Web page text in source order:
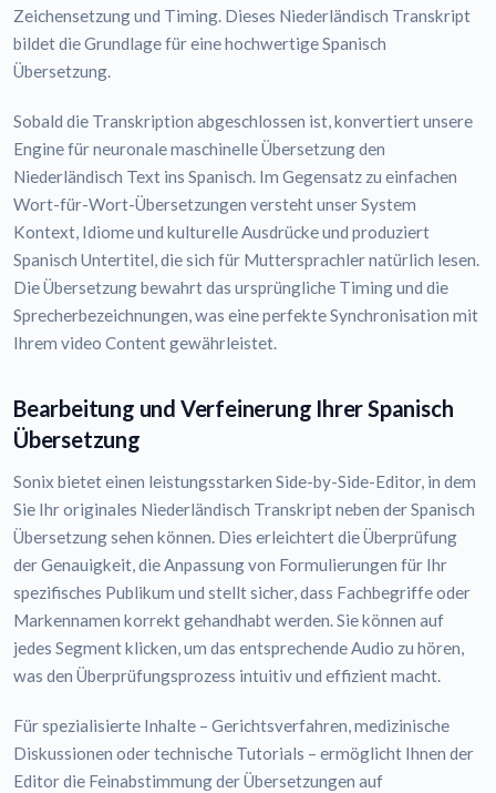
Zeichensetzung und Timing. Dieses Niederländisch Transkript
bildet die Grundlage für eine hochwertige Spanisch
Übersetzung.
Sobald die Transkription abgeschlossen ist, konvertiert unsere
Engine für neuronale maschinelle Übersetzung den
Niederländisch Text ins Spanisch. Im Gegensatz zu einfachen
Wort-für-Wort-Übersetzungen versteht unser System
Kontext, Idiome und kulturelle Ausdrücke und produziert
Spanisch Untertitel, die sich für Muttersprachler natürlich lesen.
Die Übersetzung bewahrt das ursprüngliche Timing und die
Sprecherbezeichnungen, was eine perfekte Synchronisation mit
Ihrem video Content gewährleistet.
Bearbeitung und Verfeinerung Ihrer Spanisch
Übersetzung
Sonix bietet einen leistungsstarken Side-by-Side-Editor, in dem
Sie Ihr originales Niederländisch Transkript neben der Spanisch
Übersetzung sehen können. Dies erleichtert die Überprüfung
der Genauigkeit, die Anpassung von Formulierungen für Ihr
spezifisches Publikum und stellt sicher, dass Fachbegriffe oder
Markennamen korrekt gehandhabt werden. Sie können auf
jedes Segment klicken, um das entsprechende Audio zu hören,
was den Überprüfungsprozess intuitiv und effizient macht.
Für spezialisierte Inhalte – Gerichtsverfahren, medizinische
Diskussionen oder technische Tutorials – ermöglicht Ihnen der
Editor die Feinabstimmung der Übersetzungen auf